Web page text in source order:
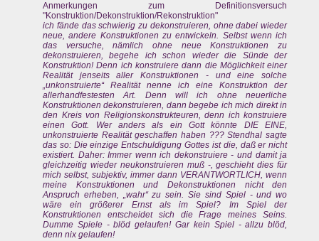
Anmerkungen zum Definitionsversuch
"Konstruktion/Dekonstruktion/Rekonstruktion"
ich fände das schwierig zu dekonstruieren, ohne dabei wieder
neue, andere Konstruktionen zu entwickeln. Selbst wenn ich
das versuche, nämlich ohne neue Konstruktionen zu
dekonstruieren, begehe ich schon wieder die Sünde der
Konstruktion! Denn ich konstruiere dann die Möglichkeit einer
Realität jenseits aller Konstruktionen - und eine solche
„unkonstruierte“ Realität nenne ich eine Konstruktion der
allerhandfestesten Art. Denn will ich ohne neuerliche
Konstruktionen dekonstruieren, dann begebe ich mich direkt in
den Kreis von Religionskonstrukteuren, denn ich konstruiere
einen Gott. Wer anders als ein Gott könnte DIE EINE,
unkonstruierte Realität geschaffen haben ??? Stendhal sagte
das so: Die einzige Entschuldigung Gottes ist die, daß er nicht
existiert. Daher: Immer wenn ich dekonstruiere - und damit ja
gleichzeitig wieder neukonstruieren muß -, geschieht dies für
mich selbst, subjektiv, immer dann VERANTWORTLICH, wenn
meine Konstruktionen und Dekonstruktionen nicht den
Anspruch erheben, „wahr“ zu sein. Sie sind Spiel - und wo
wäre ein größerer Ernst als im Spiel? Im Spiel der
Konstruktionen entscheidet sich die Frage meines Seins.
Dumme Spiele - blöd gelaufen! Gar kein Spiel - allzu blöd,
denn nix gelaufen!